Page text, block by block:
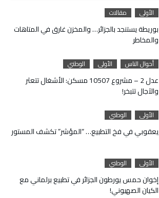
الأولى مقالات
بوريطة يستنجد بالجزائر… والمخزن غارق في المتاهات
والمخاطر
أحوال الناس الأولى الوطني
عدل 2 – مشروع 10507 مسكن: الأشغال تتعثر
والآجال تتبخر!
الأولى الوطني
يعقوبي في فخ التطبيع… “المؤشر” تكشف المستور
الأولى الوطني
إخوان حمس يورطون الجزائر في تطبيع برلماني مع
الكيان الصهيوني!